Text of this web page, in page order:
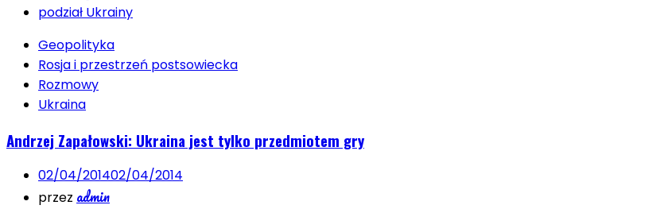
podział Ukrainy
Geopolityka
Rosja i przestrzeń postsowiecka
Rozmowy
Ukraina
Andrzej Zapałowski: Ukraina jest tylko przedmiotem gry
02/04/201402/04/2014
przez admin